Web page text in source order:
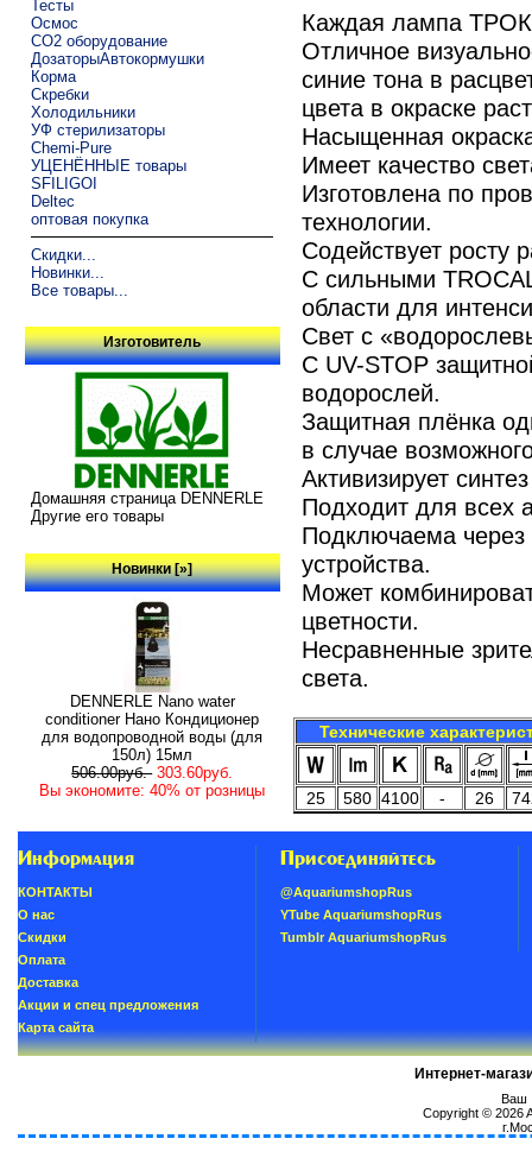
Тесты
Осмос
CO2 оборудование
ДозаторыАвтокормушки
Корма
Скребки
Холодильники
УФ стерилизаторы
Chemi-Pure
УЦЕНЁННЫЕ товары
SFILIGOI
Deltec
оптовая покупка
Скидки...
Новинки...
Все товары...
Изготовитель
Домашняя страница DENNERLE
Другие его товары
Новинки [»]
DENNERLE Nano water
conditioner Нано Кондиционер
для водопроводной воды (для
150л) 15мл
506.00руб. 303.60руб.
Вы экономите: 40% от розницы
Каждая лампа
Отличное
синие тона в
цвета в окраске
Насыщенная
Имеет качество
Изготовлена по
технологии.
Содействует росту
С сильными
области для
Свет с
С UV-STOP
водорослей.
Защитная плёнка
в случае
Активизирует
Подходит для всех
Подключаема
устройства.
Может
цветности.
Несравненные
света.
Технические
25 580 4100 - 26
Информация
КОНТАКТЫ
О нас
Скидки
Oплатa
Доставка
Акции и спец предложения
Карта сайта
Присоединяйтесь
@AquariumshopRus
YTube AquariumshopRus
Tumblr AquariumshopRus
Интернет-
Ваш
Copyright © 2026